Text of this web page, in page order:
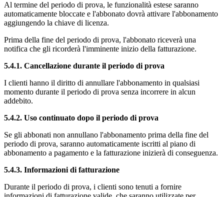
Al termine del periodo di prova, le funzionalità estese saranno
automaticamente bloccate e l'abbonato dovrà attivare l'abbonamento
aggiungendo la chiave di licenza.
Prima della fine del periodo di prova, l'abbonato riceverà una
notifica che gli ricorderà l'imminente inizio della fatturazione.
5.4.1. Cancellazione durante il periodo di prova
I clienti hanno il diritto di annullare l'abbonamento in qualsiasi
momento durante il periodo di prova senza incorrere in alcun
addebito.
5.4.2. Uso continuato dopo il periodo di prova
Se gli abbonati non annullano l'abbonamento prima della fine del
periodo di prova, saranno automaticamente iscritti al piano di
abbonamento a pagamento e la fatturazione inizierà di conseguenza.
5.4.3. Informazioni di fatturazione
Durante il periodo di prova, i clienti sono tenuti a fornire